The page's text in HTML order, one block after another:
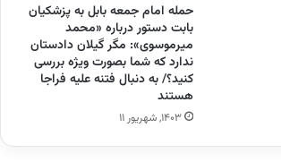
حمله امام جمعه بابل به پزشکیان
بابت دستور درباره «محمد
میرموسوی»: مگر گیلان دادستان
ندارد که شما بصورت ویژه بررسی
کنید؟/ به دنبال فتنه علیه فراجا
هستند
۱۴۰۳, شهریور ۱۱